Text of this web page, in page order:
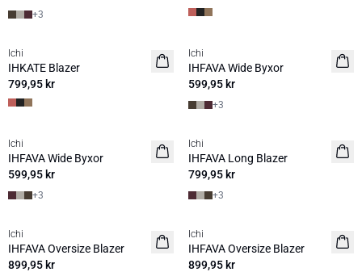
+3
NYHET
Ichi
IHKATE Blazer
799,95 kr
NYHET
Ichi
IHFAVA Wide Byxor
599,95 kr
+3
NYHET
Ichi
IHFAVA Wide Byxor
599,95 kr
+3
NYHET
Ichi
IHFAVA Long Blazer
799,95 kr
+3
NYHET
Ichi
IHFAVA Oversize Blazer
899,95 kr
NYHET
Ichi
IHFAVA Oversize Blazer
899,95 kr